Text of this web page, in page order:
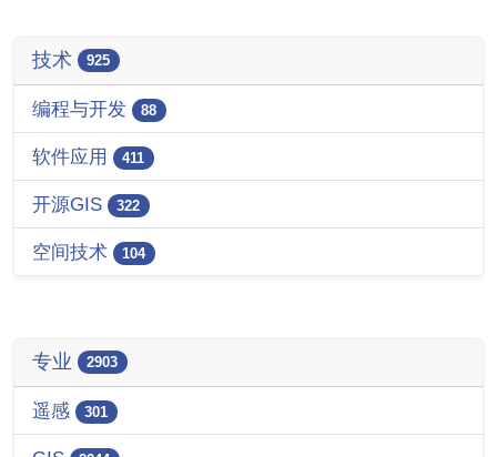
技术 925
编程与开发 88
软件应用 411
开源GIS 322
空间技术 104
专业 2903
遥感 301